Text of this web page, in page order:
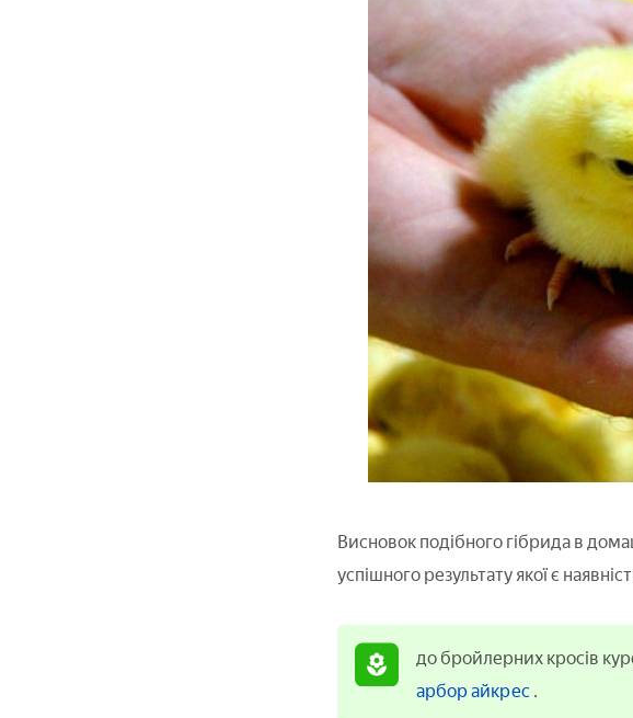
Висновок подібного гібрида в
успішного результату якої є
до бройлерних кросів
арбор айкрес .